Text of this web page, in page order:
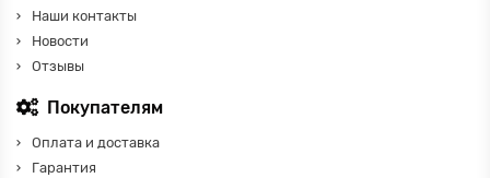
Наши контакты
Новости
Отзывы
Покупателям
Оплата и доставка
Гарантия